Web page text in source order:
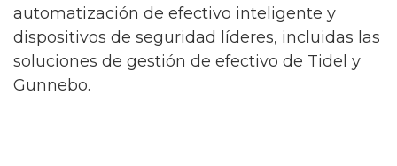
automatización de efectivo inteligente y
dispositivos de seguridad líderes, incluidas las
soluciones de gestión de efectivo de Tidel y
Gunnebo.